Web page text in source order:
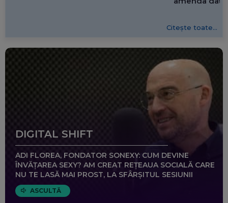
Citește toate...
DIGITAL SHIFT
ADI FLOREA, FONDATOR SONEXY: CUM DEVINE
ÎNVĂȚAREA SEXY? AM CREAT REȚEAUA SOCIALĂ CARE
NU TE LASĂ MAI PROST, LA SFÂRȘITUL SESIUNII
ASCULTĂ